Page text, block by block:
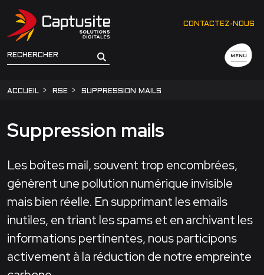
CONTACTEZ-NOUS
MENU
ACCUEIL RSE SUPPRESSION MAILS
Suppression mails
Les boîtes mail, souvent trop encombrées,
génèrent une pollution numérique invisible
mais bien réelle. En supprimant les emails
inutiles, en triant les spams et en archivant les
informations pertinentes, nous participons
activement à la réduction de notre empreinte